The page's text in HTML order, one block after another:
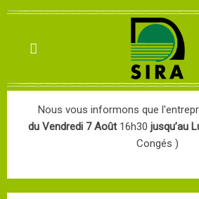
Nous vous informons que
du Vendredi 7 Août 16h30 jusqu’au
Congés )